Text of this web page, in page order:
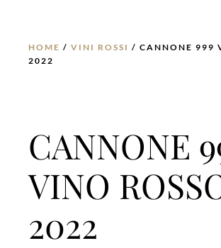
HOME /VINI ROSSI / CANNONE 999
2022
CANNONE
VINO
2022